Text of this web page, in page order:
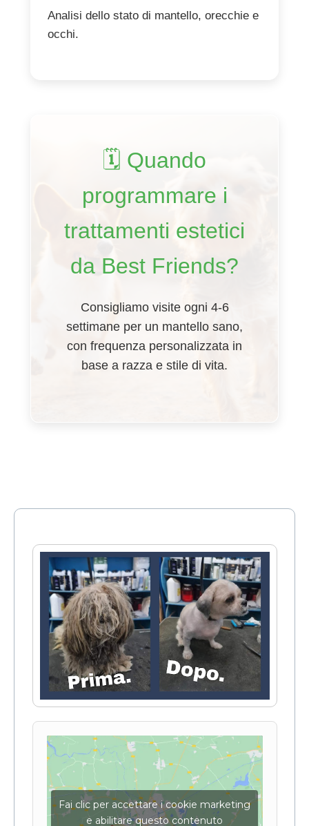
Analisi dello stato di mantello, orecchie e
occhi.
🗓️ Quando
programmare i
trattamenti estetici
da Best Friends?
Consigliamo visite ogni 4-6
settimane per un mantello sano,
con frequenza personalizzata in
base a razza e stile di vita.
Fai clic per accettare i cookie marketing
e abilitare questo contenuto